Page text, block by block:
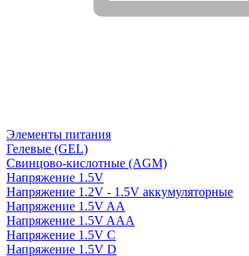
Элементы питания
Гелевые (GEL)
Свинцово-кислотные (AGM)
Напряжение 1.5V
Напряжение 1.2V - 1.5V аккумуляторные
Напряжение 1.5V AA
Напряжение 1.5V AAA
Напряжение 1.5V C
Напряжение 1.5V D